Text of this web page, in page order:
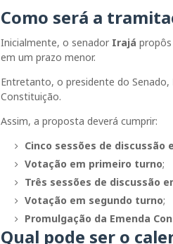
Como será a
Inicialmente, o senador Irajá
em um prazo menor.
Entretanto, o presidente do Senado,
Constituição.
Assim, a proposta deverá cumprir:
Cinco sessões de discussão
Votação em primeiro turno;
Três sessões de discussão
Votação em segundo turno;
Promulgação da Emenda
Qual pode ser o